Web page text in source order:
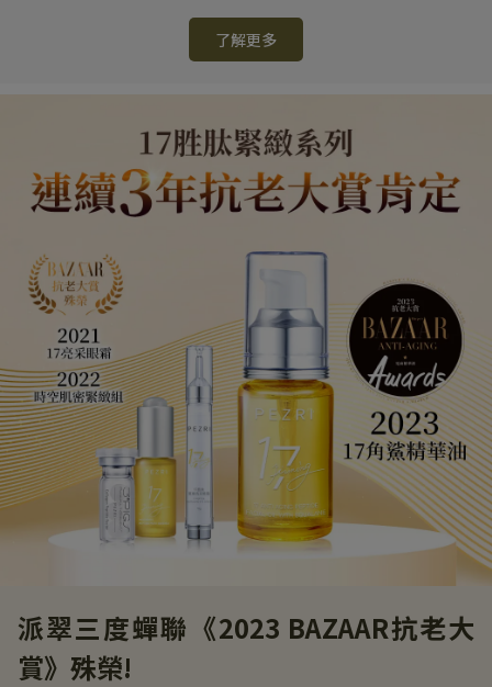
了解更多
派翠三度蟬聯《2023 BAZAAR抗老大
賞》殊榮!